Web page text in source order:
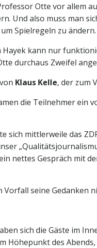
Otte vor allem
Und also muss man
Spielregeln zu
kann nur
durchaus Zweifel
Klaus Kelle, der zum
die Teilnehmer ein
sich mittlerweile das
nettes Gespräch mit
Vorfall seine Gedanken
sich die Gäste im
Höhepunkt des